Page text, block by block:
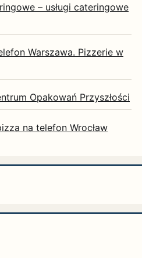
– usługi cateringowe
Warszawa. Pizzerie w
Opakowań Przyszłości
na telefon Wrocław